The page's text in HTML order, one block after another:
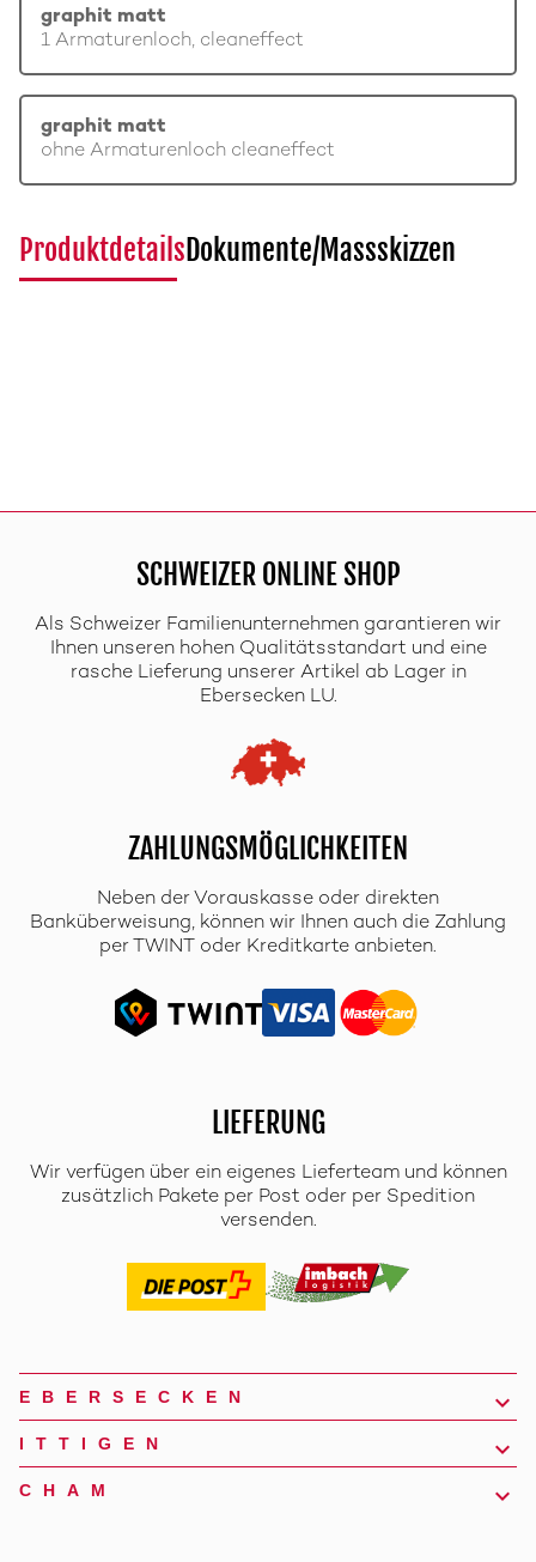
graphit matt
1 Armaturenloch, cleaneffect
graphit matt
ohne Armaturenloch cleaneffect
ProduktdetailsDokumente/Massskizzen
SCHWEIZER ONLINE SHOP
Als Schweizer Familienunternehmen garantieren wir
Ihnen unseren hohen Qualitätsstandart und eine
rasche Lieferung unserer Artikel ab Lager in
Ebersecken LU.
ZAHLUNGSMÖGLICHKEITEN
Neben der Vorauskasse oder direkten
Banküberweisung, können wir Ihnen auch die Zahlung
per TWINT oder Kreditkarte anbieten.
LIEFERUNG
Wir verfügen über ein eigenes Lieferteam und können
zusätzlich Pakete per Post oder per Spedition
versenden.
EBERSECKEN
ITTIGEN
CHAM